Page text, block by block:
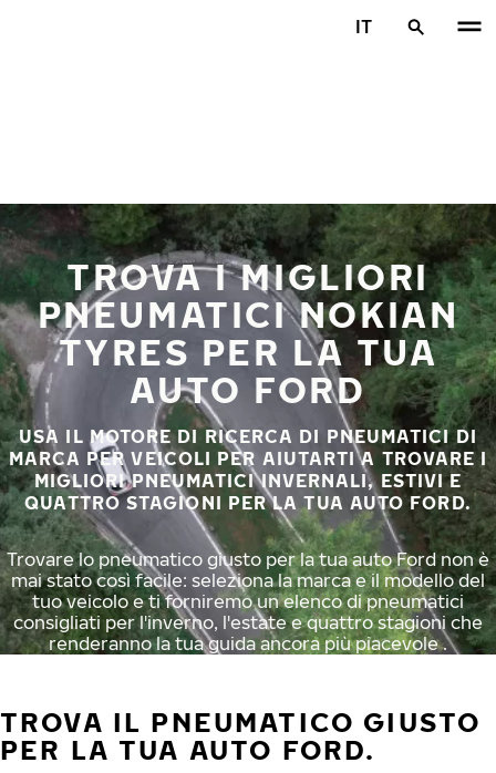
IT
TROVA I MIGLIORI
PNEUMATICI NOKIAN
TYRES PER LA TUA
AUTO FORD
USA IL MOTORE DI RICERCA DI PNEUMATICI DI
MARCA PER VEICOLI PER AIUTARTI A TROVARE I
MIGLIORI PNEUMATICI INVERNALI, ESTIVI E
QUATTRO STAGIONI PER LA TUA AUTO FORD.
Trovare lo pneumatico giusto per la tua auto Ford non è
mai stato così facile: seleziona la marca e il modello del
tuo veicolo e ti forniremo un elenco di pneumatici
consigliati per l'inverno, l'estate e quattro stagioni che
renderanno la tua guida ancora più piacevole .
TROVA IL PNEUMATICO GIUSTO
PER LA TUA AUTO FORD.